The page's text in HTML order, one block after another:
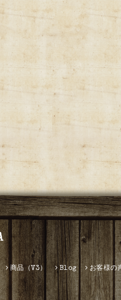
商品（V3） Blog お客様の